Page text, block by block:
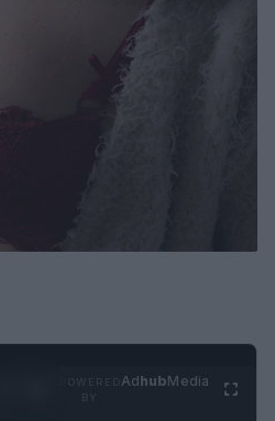
AdhubMedia